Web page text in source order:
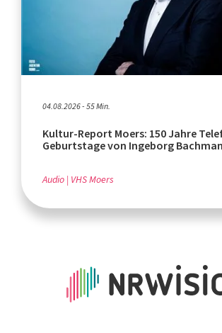
04.08.2026 - 55 Min.
Kultur-Report Moers: 150 Jahre
Geburtstage von Ingeborg
Audio VHS Moers